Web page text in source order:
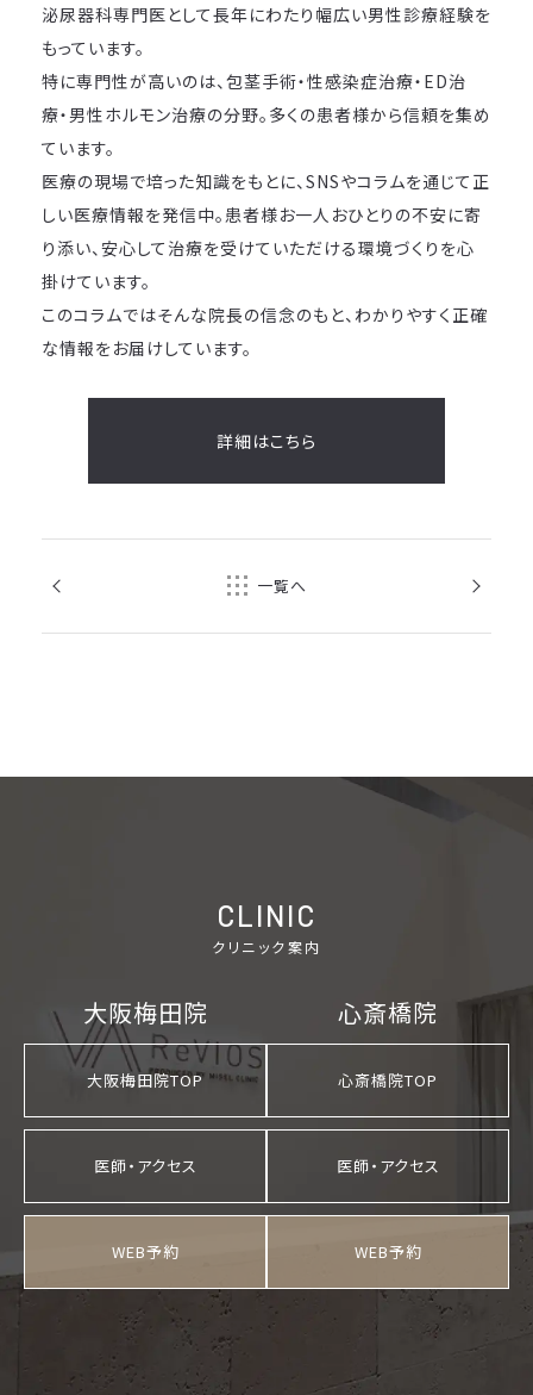
泌尿器科専門医として長年にわたり幅広い男性診療経験を
もっています。
特に専門性が高いのは、包茎手術・性感染症治療・ED治
療・男性ホルモン治療の分野。多くの患者様から信頼を集め
ています。
医療の現場で培った知識をもとに、SNSやコラムを通じて正
しい医療情報を発信中。患者様お一人おひとりの不安に寄
り添い、安心して治療を受けていただける環境づくりを心
掛けています。
このコラムではそんな院長の信念のもと、わかりやすく正確
な情報をお届けしています。
詳細はこちら
一覧へ
CLINIC
クリニック案内
大阪梅田院
大阪梅田院TOP
医師・アクセス
WEB予約
心斎橋院
心斎橋院TOP
医師・アクセス
WEB予約